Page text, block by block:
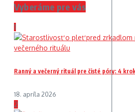
Vyberáme pre vás
1
Ranný a večerný rituál pre čisté póry: 4
18. apríla 2026
2